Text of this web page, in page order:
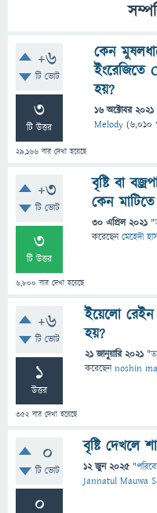
+6
টি ভোট
3
টি উত্তর
29,166 বার দেখা হয়েছে
কেন
ইংরেজিতে
হয়?
16 অক্টোবর 2021
Melody (6,010
+3
টি ভোট
3
টি উত্তর
6,800 বার দেখা হয়েছে
বৃষ্টি বা
কেন
30 এপ্রিল 2021 "
করেছেনমেহেদী
+6
টি ভোট
1
উত্তর
352বার দেখা হয়েছে
ইয়েলো রেইন
হয়?
21 জানুয়ারি 2021 "
করেছেনnoshin
0
টি ভোট
0
বৃষ্টি দেখলে
12 জুন 2025 "
Jannatul Mauwa